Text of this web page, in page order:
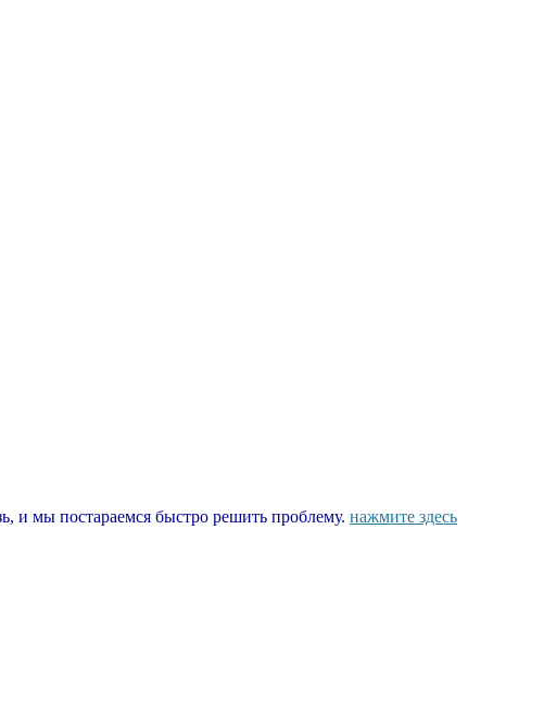
и мы постараемся быстро решить проблему. нажмите здесь